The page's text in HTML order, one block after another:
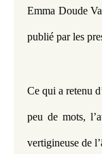
Emma Doude
publié par les
Ce qui a retenu
peu de mots,
vertigineuse de